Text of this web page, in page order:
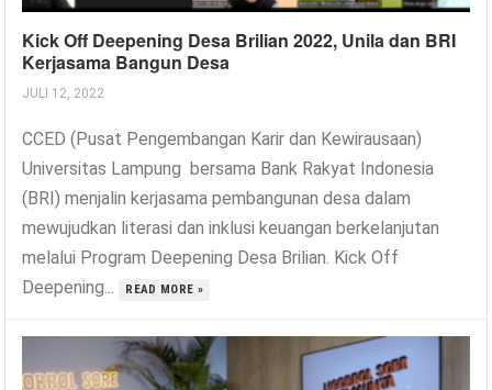
Kick Off Deepening Desa Brilian 2022, Unila dan BRI
Kerjasama Bangun Desa
JULI 12, 2022
CCED (Pusat Pengembangan Karir dan Kewirausaan)
Universitas Lampung bersama Bank Rakyat Indonesia
(BRI) menjalin kerjasama pembangunan desa dalam
mewujudkan literasi dan inklusi keuangan berkelanjutan
melalui Program Deepening Desa Brilian. Kick Off
Deepening...
READ MORE »